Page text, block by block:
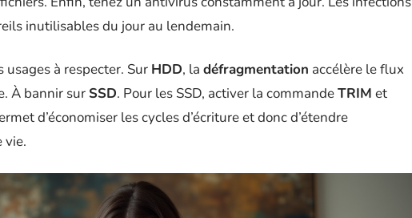
inutilisables du jour au lendemain.
usages à respecter. Sur HDD, la défragmentation accélère le flux
À bannir sur SSD. Pour les SSD, activer la commandeTRIM et
d’économiser les cycles d’écriture et donc d’étendre
vie.